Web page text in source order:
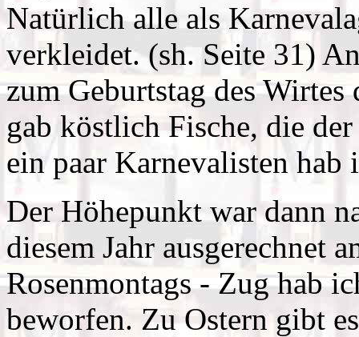
Natürlich alle als
verkleidet. (sh. Seite 31)
zum Geburtstag des
gab köstlich Fische, die
ein paar Karnevalisten
Der Höhepunkt war dann
diesem Jahr ausgerechnet
Rosenmontags - Zug hab
beworfen. Zu Ostern gibt